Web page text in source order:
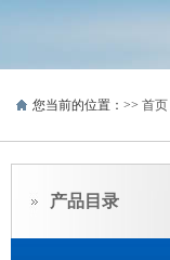
您当前的位置：>> 首页
产品目录